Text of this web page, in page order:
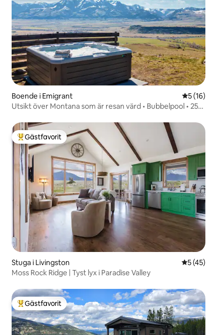
Boende i Emigrant 5 av 5 i
5 (16)
Utsikt över Montana som är resan värd • Bubbelpool • 25
Populär gästfavorit
Gästfavorit
Stuga i Livingston 5 av 5 i
5 (45)
Moss Rock Ridge | Tyst lyx i Paradise Valley
Populär gästfavorit
Gästfavorit